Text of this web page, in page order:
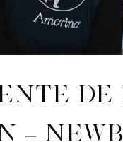
–